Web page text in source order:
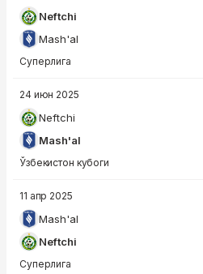
Neftchi
Mash'al
Суперлига
24 июн 2025
Neftchi
Mash'al
Ўзбекистон кубоги
11 апр 2025
Mash'al
Neftchi
Суперлига